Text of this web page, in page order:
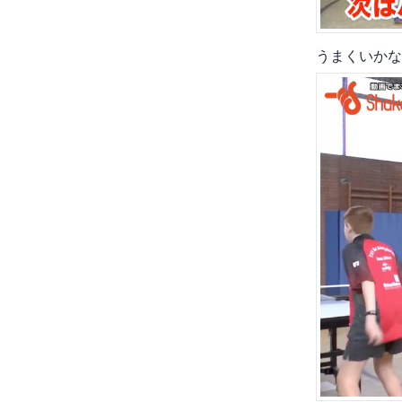
うまくいか